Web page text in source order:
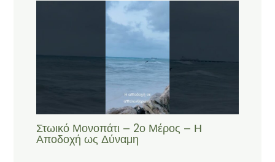
Στωικό Μονοπάτι – 2ο Μέρος – Η
Αποδοχή ως Δύναμη